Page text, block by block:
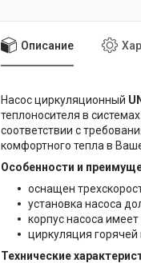
Описание
Насос циркуляционный
теплоносителя в
соответствии с
комфортного тепла в
Особенности и
оснащен
установка насоса
корпус насоса
циркуляция
Технические